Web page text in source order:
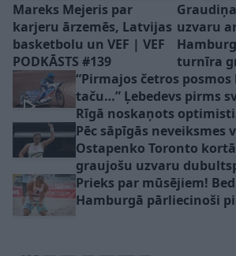
Mareks Mejeris par
karjeru ārzemēs, Latvijas
basketbolu un VEF | VEF
PODKĀSTS #139
uzvaru
turnīra
“Pirmajos četros
taču…” Ļebedevs pirms
Rīgā noskaņots
Pēc sāpīgās neveiksmes
Ostapenko Toronto
graujošu uzvaru
Prieks par mūsējiem!
Hamburgā pārliecinoši